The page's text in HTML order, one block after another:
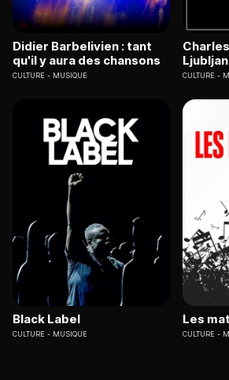
Didier Barbelivien : tant
qu'il y aura des chansons
CULTURE MUSIQUE CULTURE
Black Label
CULTURE MUSIQUE
Les
CULTURE